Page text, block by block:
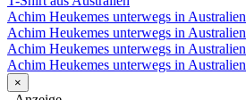
Achim Heukemes unterwegs in Australien
Achim Heukemes unterwegs in Australien
Achim Heukemes unterwegs in Australien
Achim Heukemes unterwegs in Australien
×